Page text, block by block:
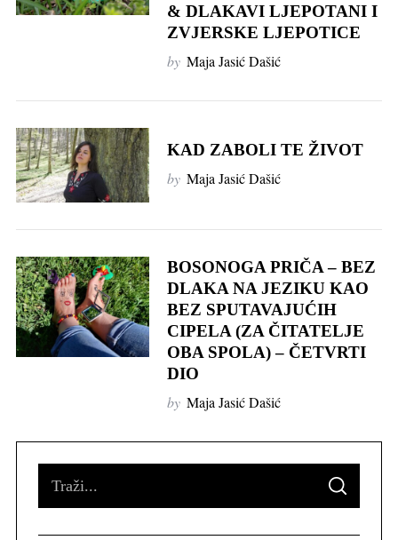
& DLAKAVI LJEPOTANI I
ZVJERSKE LJEPOTICE
by Maja Jasić Dašić
KAD ZABOLI TE ŽIVOT
by Maja Jasić Dašić
BOSONOGA PRIČA – BEZ
DLAKA NA JEZIKU KAO
BEZ SPUTAVAJUĆIH
CIPELA (ZA ČITATELJE
OBA SPOLA) – ČETVRTI
DIO
by Maja Jasić Dašić
S
A
C
S
e
r